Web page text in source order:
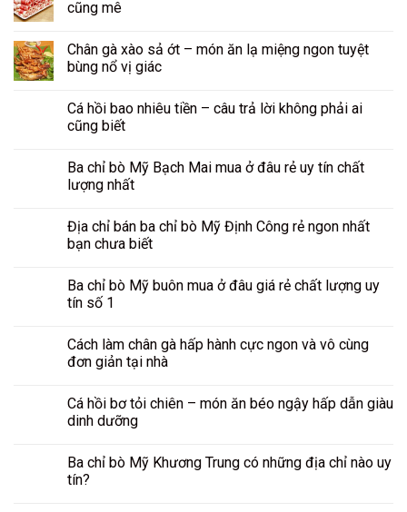
cũng mê
Chân gà xào sả ớt – món ăn lạ miệng ngon tuyệt
bùng nổ vị giác
Cá hồi bao nhiêu tiền – câu trả lời không phải ai
cũng biết
Ba chỉ bò Mỹ Bạch Mai mua ở đâu rẻ uy tín chất
lượng nhất
Địa chỉ bán ba chỉ bò Mỹ Định Công rẻ ngon nhất
bạn chưa biết
Ba chỉ bò Mỹ buôn mua ở đâu giá rẻ chất lượng uy
tín số 1
Cách làm chân gà hấp hành cực ngon và vô cùng
đơn giản tại nhà
Cá hồi bơ tỏi chiên – món ăn béo ngậy hấp dẫn giàu
dinh dưỡng
Ba chỉ bò Mỹ Khương Trung có những địa chỉ nào uy
tín?